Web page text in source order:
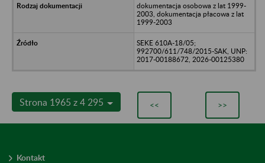
dokumentacja osobowa z lat 1999-
2003, dokumentacja płacowa z lat
1999-2003
SEKE 610A-18/05;
992700/611/748/2015-SAK, UNP:
2017-00188672, 2026-00125380
Strona 1965 z 4 295 << >>
Kontakt